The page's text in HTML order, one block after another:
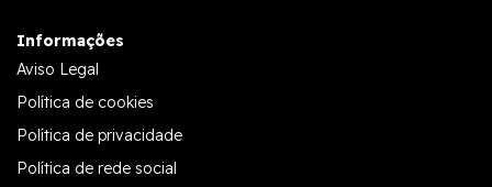
Informações
Aviso Legal
Política de cookies
Política de privacidade
Política de rede social